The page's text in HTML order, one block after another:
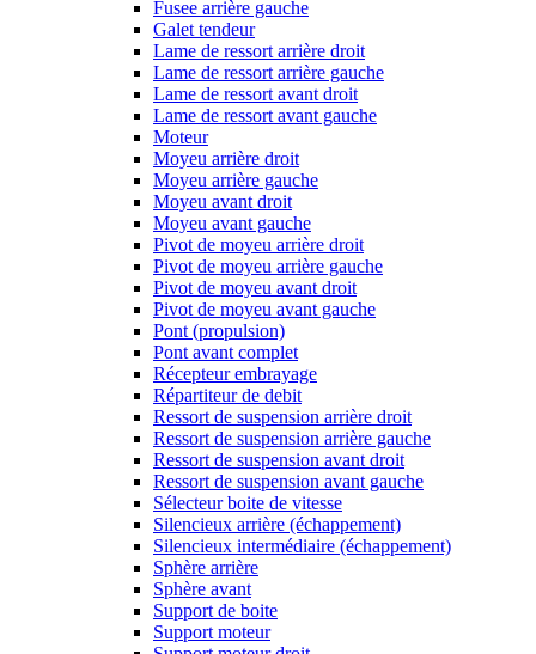
Fusee arrière gauche
Galet tendeur
Lame de ressort arrière droit
Lame de ressort arrière gauche
Lame de ressort avant droit
Lame de ressort avant gauche
Moteur
Moyeu arrière droit
Moyeu arrière gauche
Moyeu avant droit
Moyeu avant gauche
Pivot de moyeu arrière droit
Pivot de moyeu arrière gauche
Pivot de moyeu avant droit
Pivot de moyeu avant gauche
Pont (propulsion)
Pont avant complet
Récepteur embrayage
Répartiteur de debit
Ressort de suspension arrière droit
Ressort de suspension arrière gauche
Ressort de suspension avant droit
Ressort de suspension avant gauche
Sélecteur boite de vitesse
Silencieux arrière (échappement)
Silencieux intermédiaire (échappement)
Sphère arrière
Sphère avant
Support de boite
Support moteur